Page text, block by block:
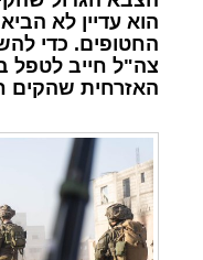
הוא עדיין לא
החטופים. כדי
צה"ל חייב
האזרחית שהקים